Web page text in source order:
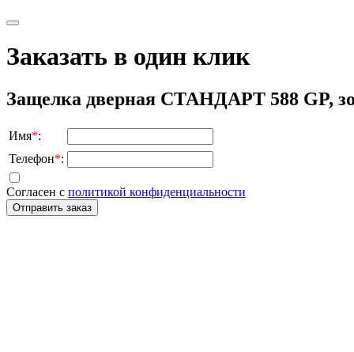
Заказать в один клик
Защелка дверная СТАНДАРТ 588 GP,
Имя*:
Телефон*:
Согласен с политикой конфиденциальности
Отправить заказ